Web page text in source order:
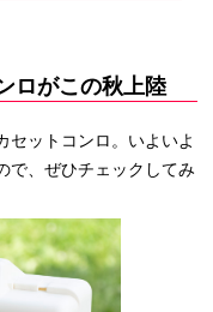
ロがこの秋上陸
セットコンロ。いよいよ
で、ぜひチェックしてみ